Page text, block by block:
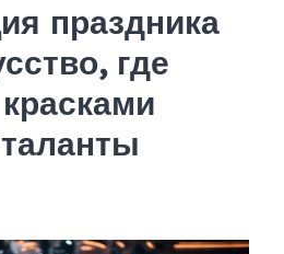
праздника
где